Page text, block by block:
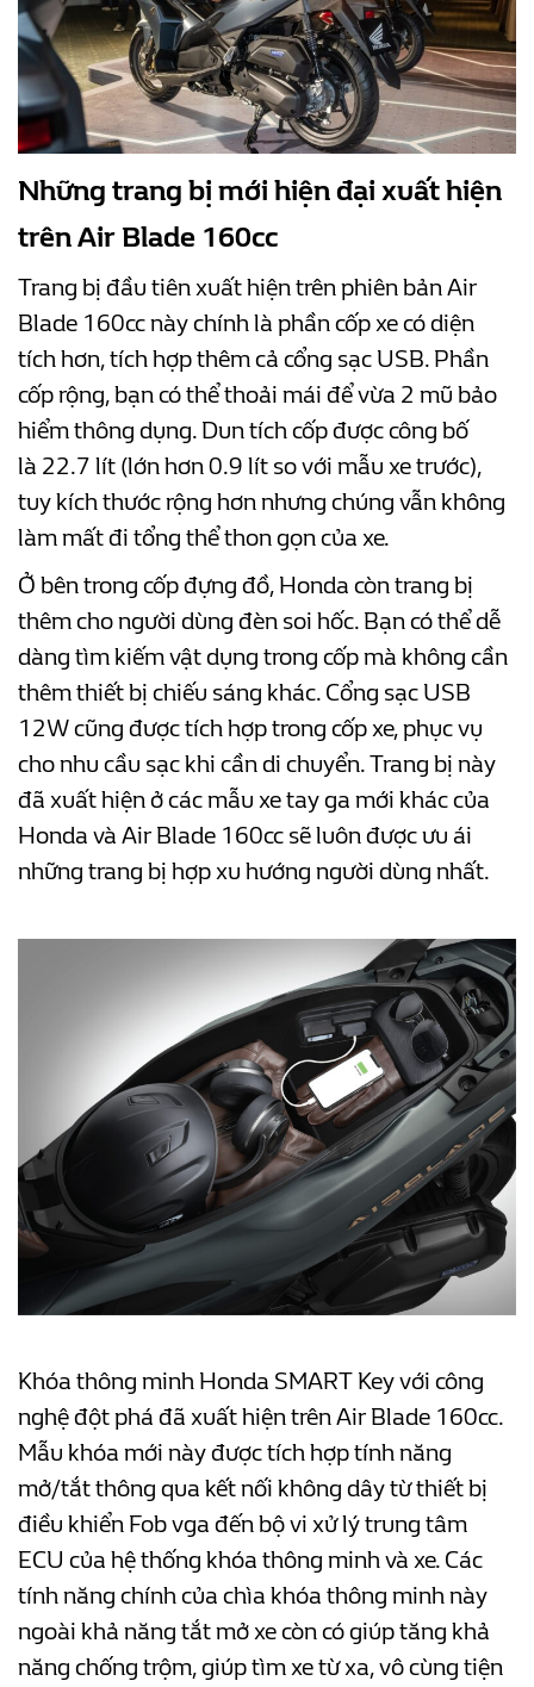
Những trang bị mới hiện đại xuất hiện
trên Air Blade 160cc
Trang bị đầu tiên xuất hiện trên phiên bản Air
Blade 160cc này chính là phần cốp xe có diện
tích hơn, tích hợp thêm cả cổng sạc USB. Phần
cốp rộng, bạn có thể thoải mái để vừa 2 mũ bảo
hiểm thông dụng. Dun tích cốp được công bố
là 22.7 lít (lớn hơn 0.9 lít so với mẫu xe trước),
tuy kích thước rộng hơn nhưng chúng vẫn không
làm mất đi tổng thể thon gọn của xe.
Ở bên trong cốp đựng đồ, Honda còn trang bị
thêm cho người dùng đèn soi hốc. Bạn có thể dễ
dàng tìm kiếm vật dụng trong cốp mà không cần
thêm thiết bị chiếu sáng khác. Cổng sạc USB
12W cũng được tích hợp trong cốp xe, phục vụ
cho nhu cầu sạc khi cần di chuyển. Trang bị này
đã xuất hiện ở các mẫu xe tay ga mới khác của
Honda và Air Blade 160cc sẽ luôn được ưu ái
những trang bị hợp xu hướng người dùng nhất.
Khóa thông minh Honda SMART Key với công
nghệ đột phá đã xuất hiện trên Air Blade 160cc.
Mẫu khóa mới này được tích hợp tính năng
mở/tắt thông qua kết nối không dây từ thiết bị
điều khiển Fob vga đến bộ vi xử lý trung tâm
ECU của hệ thống khóa thông minh và xe. Các
tính năng chính của chìa khóa thông minh này
ngoài khả năng tắt mở xe còn có giúp tăng khả
năng chống trộm, giúp tìm xe từ xa, vô cùng tiện